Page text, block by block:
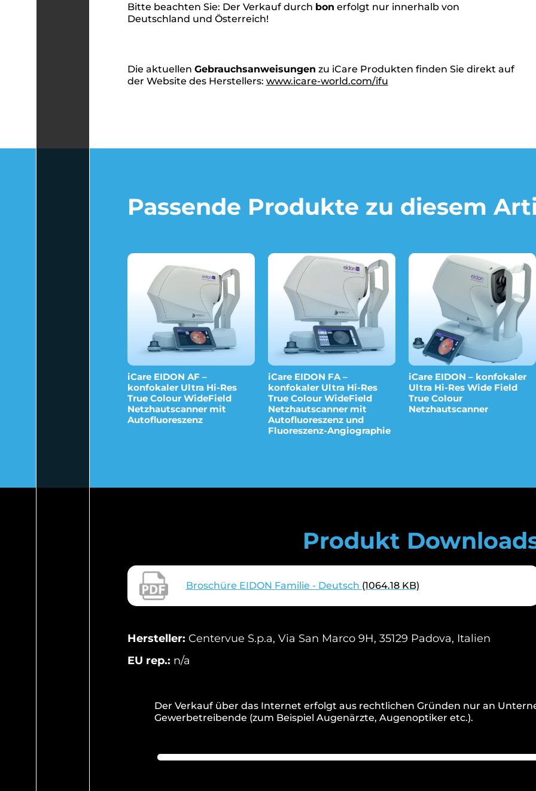
Bitte beachten Sie: Der Verkauf durch bon erfolgt nur innerhalb von
Deutschland und Österreich!
Die aktuellen Gebrauchsanweisungen zu iCare Produkten finden Sie direkt auf
der Website des Herstellers: www.icare-world.com/ifu
Passende Produkte zu diesem
iCare EIDON AF –
konfokaler Ultra Hi-Res
True Colour WideField
Netzhautscanner mit
Autofluoreszenz
iCare EIDON FA –
konfokaler Ultra Hi-Res
True Colour WideField
Netzhautscanner mit
Autofluoreszenz und
Fluoreszenz-Angiographie
iCare EIDON – konfokaler
Ultra Hi-Res Wide Field
True Colour
Netzhautscanner
Produkt
Broschüre EIDON Familie - Deutsch (1064.18 KB)
Hersteller: Centervue S.p.a, Via San Marco 9H, 35129 Padova, Italien
EU rep.: n/a
Der Verkauf über das Internet erfolgt aus rechtlichen Gründen nur an
Gewerbetreibende (zum Beispiel Augenärzte, Augenoptiker etc.).